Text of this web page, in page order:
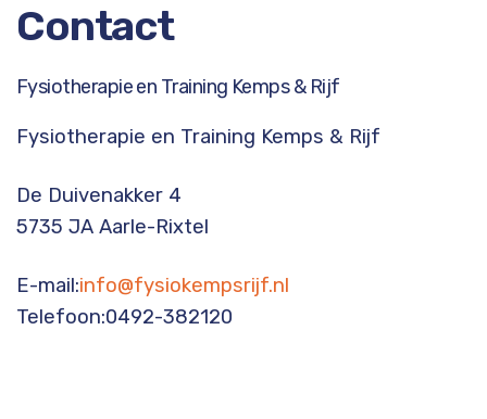
Contact
Fysiotherapie en Training Kemps & Rijf
Fysiotherapie en Training Kemps & Rijf
De Duivenakker 4
5735 JA Aarle-Rixtel
E-mail:info@fysiokempsrijf.nl
Telefoon:0492-382120